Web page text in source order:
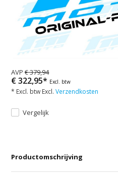
AVP€ 379,94
€ 322,95* Excl. btw
* Excl. btw Excl.Verzendkosten
Vergelijk
Productomschrijving